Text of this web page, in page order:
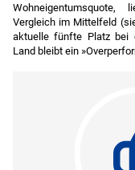
genutzt.
Quellen:Ipsos,
Wohneigentumsquote,
Vergleich im Mittelfeld (
aktuelle fünfte Platz bei
Land bleibt ein